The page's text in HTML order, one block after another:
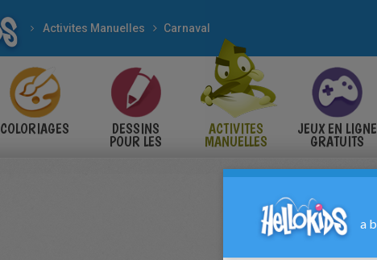
Activites Manuelles Carnaval
COLORIAGES DESSINS
POUR LES
ACTIVITES
MANUELLES
JEUX EN LIGNE
GRATUITS